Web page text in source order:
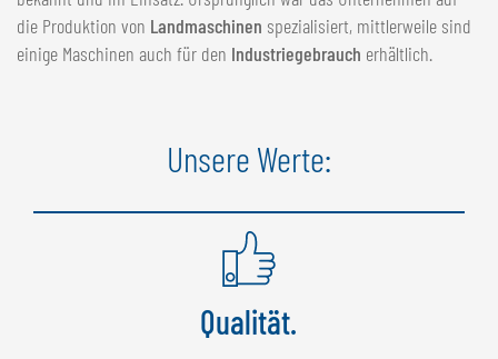
die Produktion von Landmaschinen spezialisiert, mittlerweile sind
einige Maschinen auch für den Industriegebrauch erhältlich.
Unsere Werte:
Qualität.